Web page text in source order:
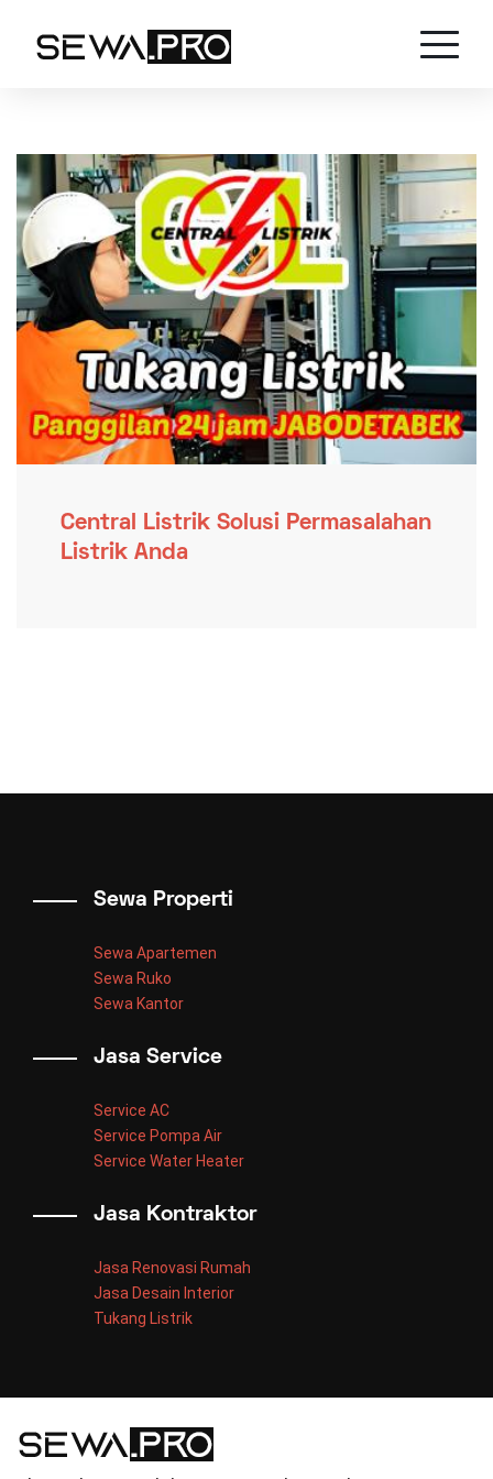
Central Listrik Solusi Permasalahan
Listrik Anda
Sewa Properti
Sewa Apartemen
Sewa Ruko
Sewa Kantor
Jasa Service
Service AC
Service Pompa Air
Service Water Heater
Jasa Kontraktor
Jasa Renovasi Rumah
Jasa Desain Interior
Tukang Listrik